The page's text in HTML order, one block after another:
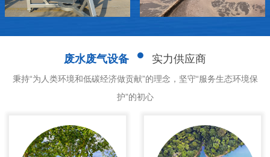
废水废气设备 实力供应商
秉持“为人类环境和低碳经济做贡献”的理念，坚守“服务生态环境保
护”的初心